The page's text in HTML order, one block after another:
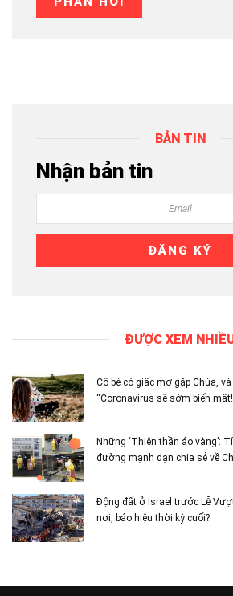
BẢN TIN
Nhận bản tin
ĐƯỢC XEM
Cô bé có giấc mơ gặp Chúa,
“Coronavirus sẽ sớm biến
Những ‘Thiên thần áo vàng’:
đường mạnh dạn chia sẻ về
Động đất ở Israel trước Lễ
nơi, báo hiệu thời kỳ cuối?